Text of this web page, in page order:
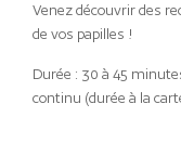
Venez découvrir des
de vos papilles !
Durée : 30 à 45
continu (durée à la